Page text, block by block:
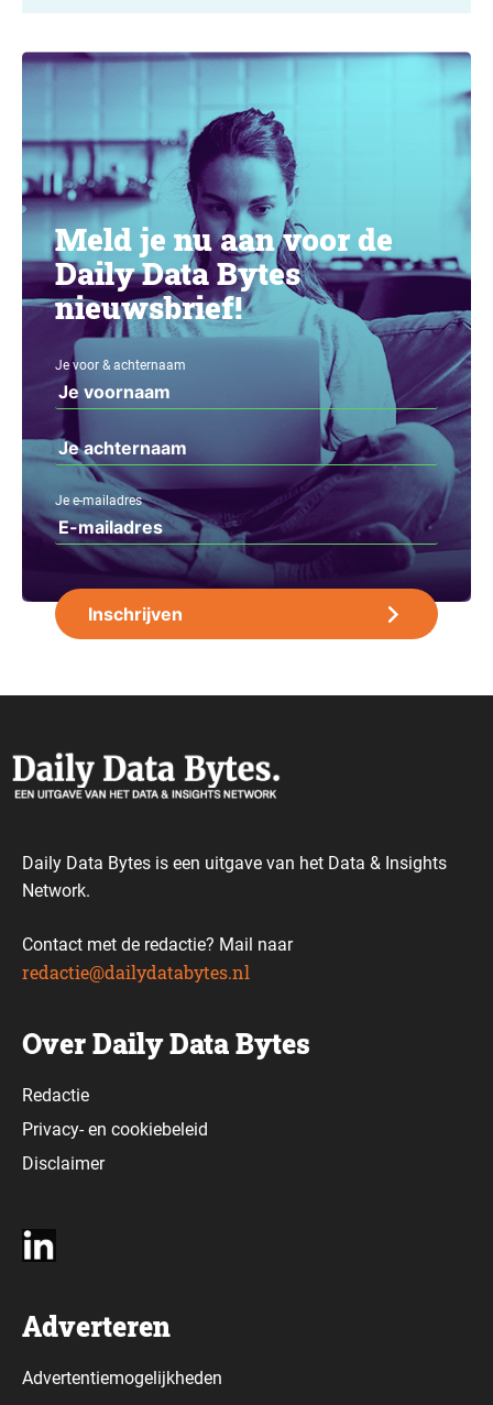
Meld je nu aan voor de
Daily Data Bytes
nieuwsbrief!
Je voor & achternaam
Je e-mailadres
Daily Data Bytes is een uitgave van het Data & Insights
Network.
Contact met de redactie? Mail naar
redactie@dailydatabytes.nl
Over Daily Data Bytes
Redactie
Privacy-en cookiebeleid
Disclaimer
Adverteren
Advertentiemogelijkheden